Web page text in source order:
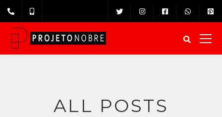
ALL POSTS